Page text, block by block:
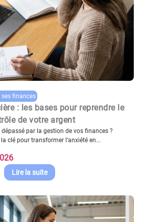
ses finances
: les bases pour reprendre le
de votre argent
par la gestion de vos finances ?
clé pour transformer l’anxiété en...
Lire la suite